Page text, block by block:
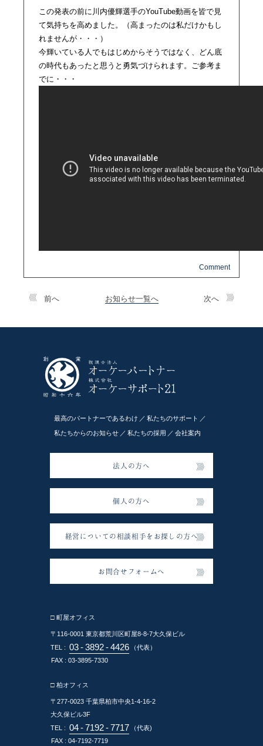
この発表の前に川内優輝選手のYouTube動画を皆で見
て気持ちを高めました。（高まったのは私だけかもし
れませんが・・・）
今輝いている人でもはじめからそうではなく、どん底
の時代もあったと思うと勇気づけられます。ご参考ま
でに・・・
前へ お知らせ一覧へ 次へ
最高のパートナーであるわけ 私たちのサポート
私たちからのお知らせ 私たちの採用 会社案内
法人の方へ
個人の方へ
経営についての相談相手をお探しの方へ
お問合せフォームへ
□ 町屋オフィス
〒116-0001 東京都荒川区町屋8-8-7大久保ビル
TEL : 03 - 3892 - 4426
（代表）
FAX : 03-3895-7330
□ 柏オフィス
〒277-0023 千葉県柏市中央1-4-16-2
大久保ビル3F
TEL : 04 - 7192 - 7717
（代表)
FAX : 04-7192-7719